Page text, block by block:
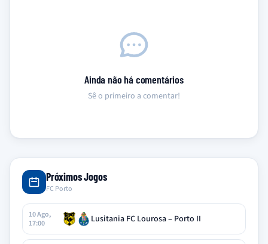
Ainda não há comentários
Sê o primeiro a comentar!
Próximos Jogos
FC Porto
10 Ago,
17:00
Lusitania FC Lourosa – Porto II